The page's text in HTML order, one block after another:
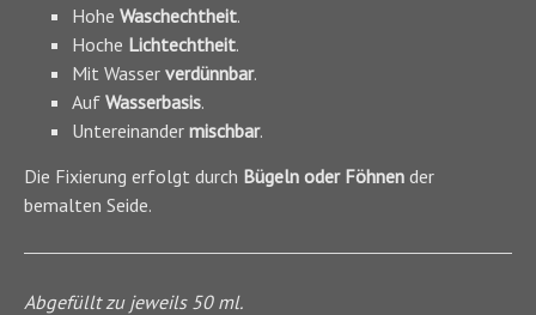
Hohe Waschechtheit.
Hoche Lichtechtheit.
Mit Wasser verdünnbar.
Auf Wasserbasis.
Untereinander mischbar.
Die Fixierung erfolgt durch Bügeln oder Föhnen der
bemalten Seide.
Abgefüllt zu jeweils 50 ml.